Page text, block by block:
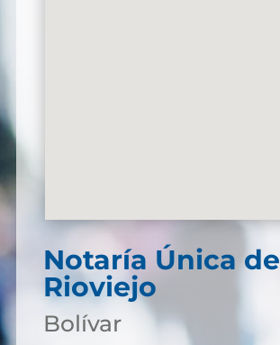
Notaría Única de
Rioviejo
Bolívar